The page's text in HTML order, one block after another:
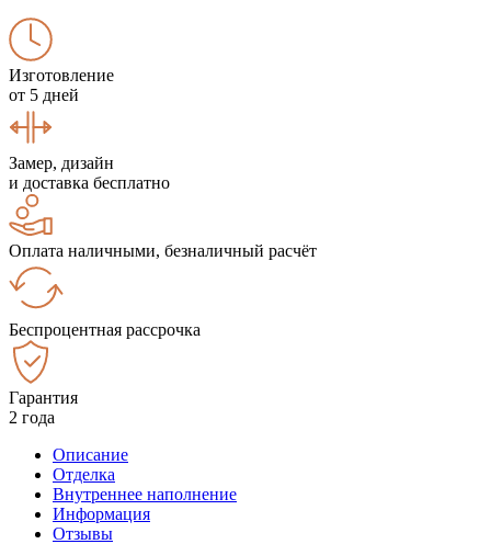
Изготовление
от 5 дней
Замер, дизайн
и доставка бесплатно
Оплата наличными, безналичный расчёт
Беспроцентная рассрочка
Гарантия
2 года
Описание
Отделка
Внутреннее наполнение
Информация
Отзывы